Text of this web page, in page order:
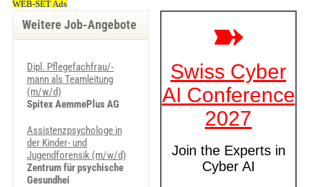
Weitere Job-Angebote
Dipl. Pflegefachfrau/-
mann als Teamleitung
(m/w/d)
Spitex AemmePlus AG
Assistenzpsychologe in
der Kinder- und
Jugendforensik (m/w/d)
Zentrum für psychische
Gesundhei